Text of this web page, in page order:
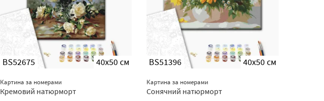
BS52675 40x50 см
Картина за номерами
Кремовий натюрморт
BS51396 40x50 см
Картина за номерами
Сонячний натюрморт